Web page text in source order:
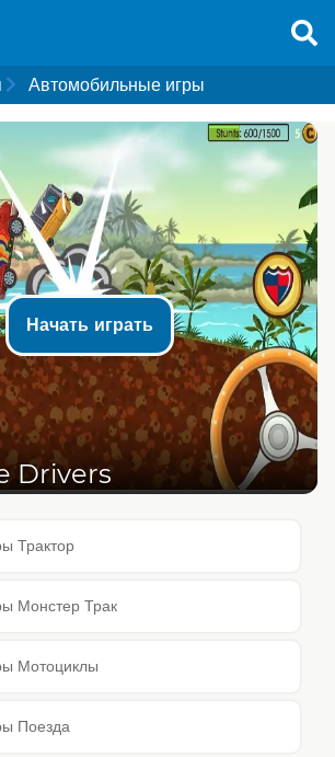
Автомобильные игры
Начать играть
Drivers
Трактор
Монстер Трак
Мотоциклы
Поезда